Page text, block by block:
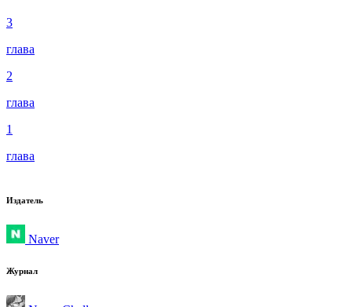
3
глава
2
глава
1
глава
Издатель
Naver
Журнал